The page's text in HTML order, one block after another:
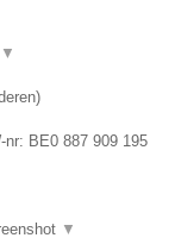
▼
)
nr: BE0 887 909 195
▼